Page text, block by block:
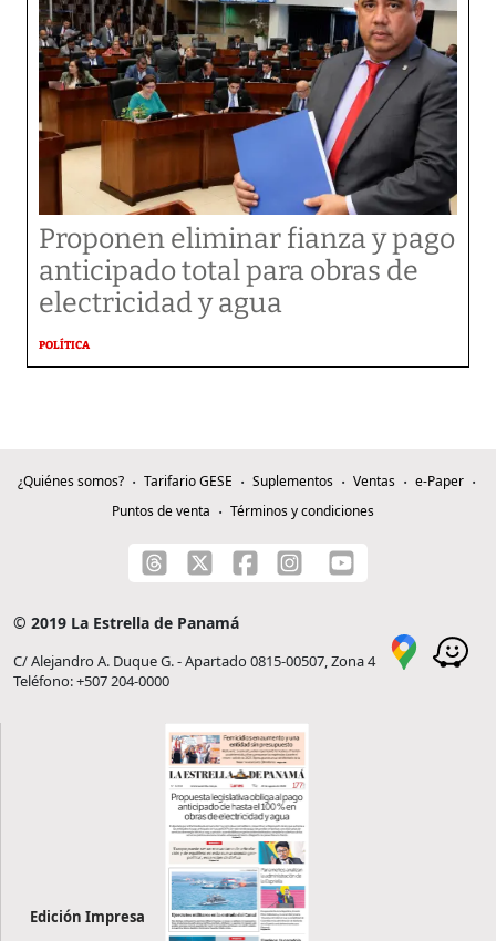
Proponen eliminar fianza y pago
anticipado total para obras de
electricidad y agua
POLÍTICA
¿Quiénes somos? Tarifario GESE Suplementos Ventas
e-Paper
Puntos de venta
Términos y condiciones
© 2019 La Estrella de Panamá
C/ Alejandro A. Duque G. - Apartado 0815-00507, Zona 4
Teléfono: +507 204-0000
Edición Impresa